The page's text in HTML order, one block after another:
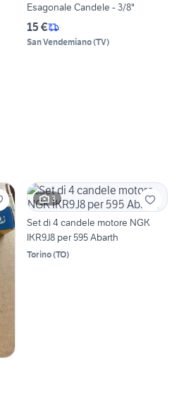
Esagonale Candele - 3/8"
15 €
San Vendemiano(TV)
3
Set di 4 candele motore NGK
IKR9J8 per 595 Abarth
Torino(TO)